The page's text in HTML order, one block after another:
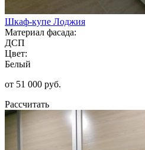
Шкаф-купе Лоджия
Материал фасада:
ДСП
Цвет:
Белый
от 51 000 руб.
Рассчитать